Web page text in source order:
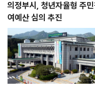
의정부시, 청년자율형 주
여예산 심의 추진